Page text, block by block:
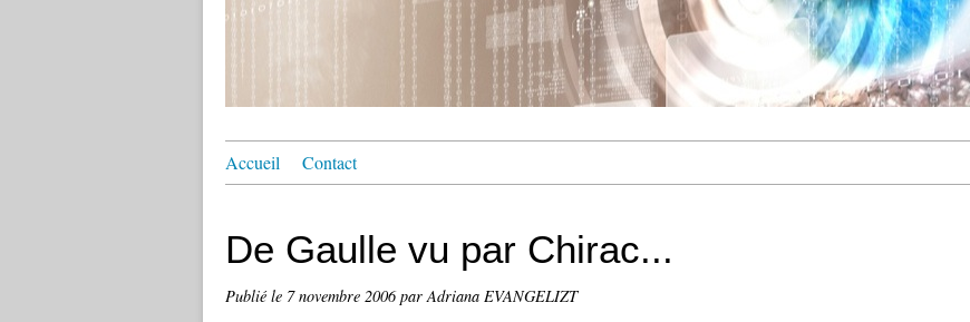
Accueil Contact
De Gaulle vu par Chirac...
Publié le 7 novembre 2006par Adriana EVANGELIZT